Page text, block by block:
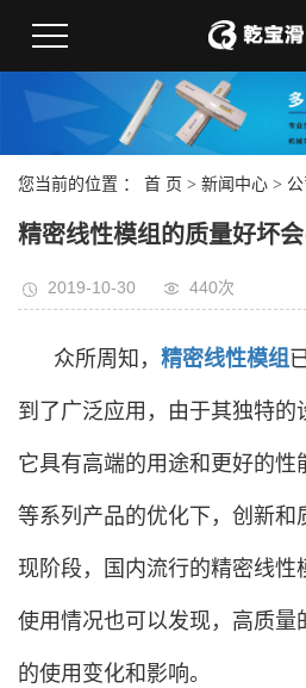
您当前的位置 ： 首 页 > 新闻中心 >
精密线性模组的质量好坏
2019-10-30 440次
众所周知， 精密线性模组
到了广泛应用，由于其独特的
它具有高端的用途和更好的性
等系列产品的优化下，创新和
现阶段，国内流行的精密线性
使用情况也可以发现，高质量
的使用变化和影响。